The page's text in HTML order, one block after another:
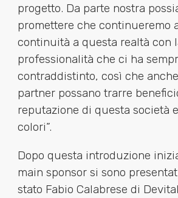
progetto. Da parte nostra
promettere che continueremo
continuità a questa realtà con
professionalità che ci ha
contraddistinto, così che
partner possano trarre
reputazione di questa società
colori”.
Dopo questa introduzione
main sponsor si sono
stato Fabio Calabrese di